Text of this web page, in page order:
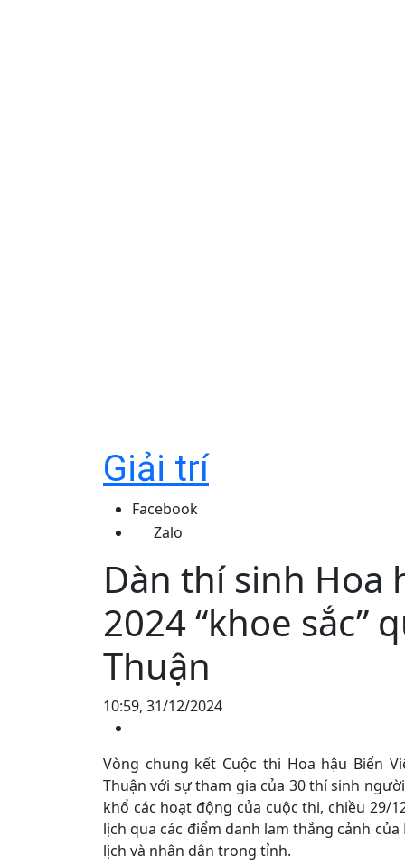
Giải trí
Facebook
Zalo
Dàn thí sinh Hoa
2024 “khoe sắc”
Thuận
10:59, 31/12/2024
Vòng chung kết Cuộc thi Hoa hậu Biển
Thuận với sự tham gia của 30 thí sinh
khổ các hoạt động của cuộc thi, chiều 29/
lịch qua các điểm danh lam thắng cảnh
lịch và nhân dân trong tỉnh.